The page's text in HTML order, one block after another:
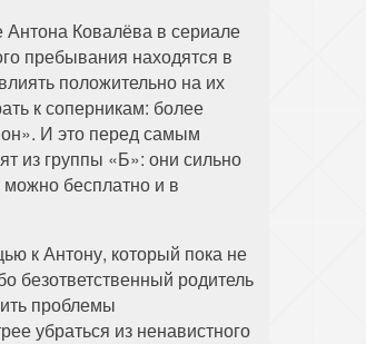
Ковалёва в сериале
пребывания находятся в
положительно на их
к соперникам: более
И это перед самым
из группы «Б»: они сильно
можно бесплатно и в
к Антону, который пока не
безответственный родитель
проблемы
убраться из ненавистного